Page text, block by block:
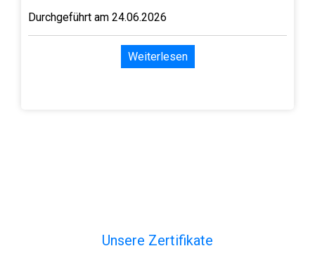
Durchgeführt am 24.06.2026
Weiterlesen
Unsere Zertifikate